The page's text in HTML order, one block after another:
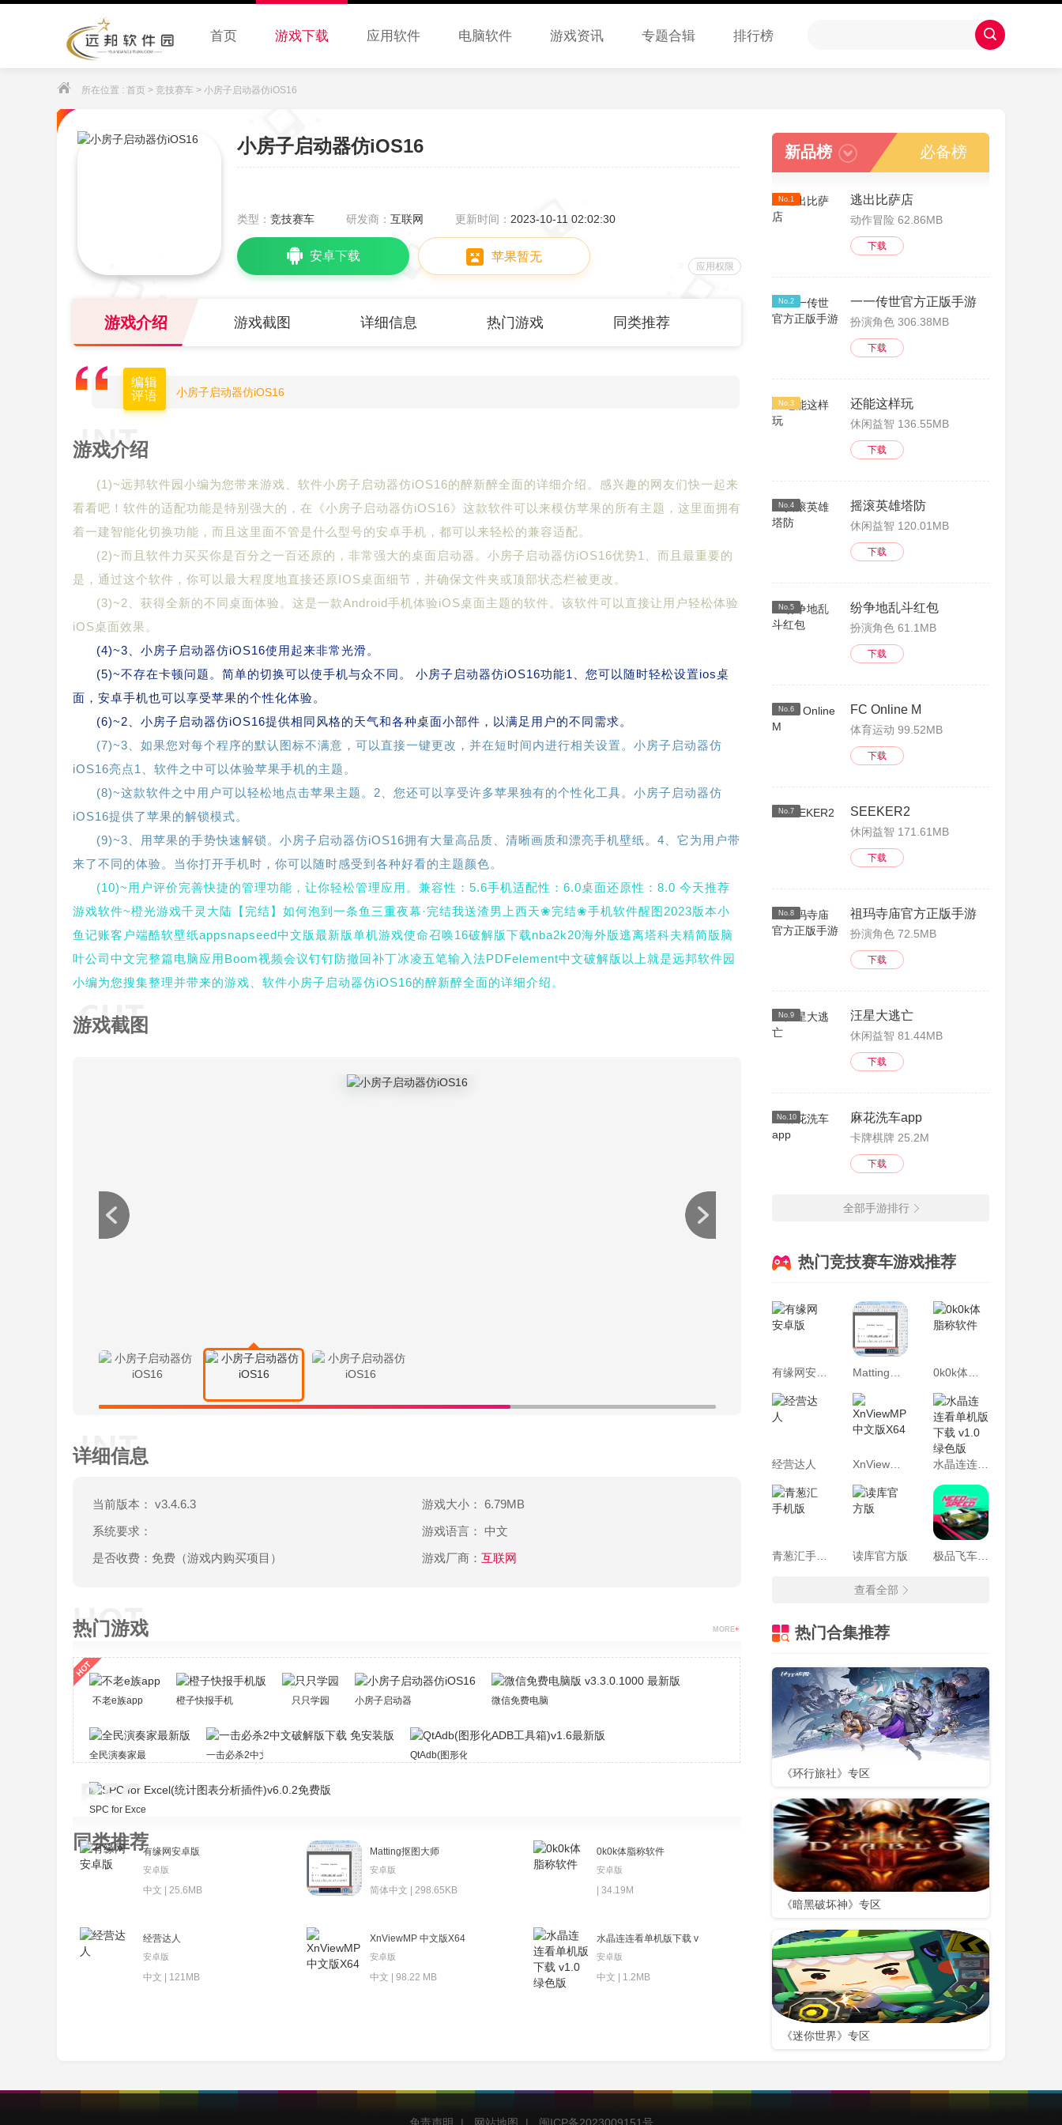
首页 游戏下载 应用软件 电脑软件 游戏资讯 专题合辑 排行榜
所在位置 : 首页 > 竞技赛车 > 小房子启动器仿iOS16
小房子启动器仿iOS16
类型： 竞技赛车 研发商： 互联网 更新时间： 2023-10-11 02:02:30
安卓下载 苹果暂无
应用权限
游戏介绍 游戏截图 详细信息 热门游戏 同类推荐
编辑
评语
小房子启动器仿iOS16
游戏介绍
(1)~远邦软件园小编为您带来游戏、软件小房子启动器仿iOS16的醉新醉全面的详细介绍。感兴趣的网友们快一起来
看看吧！软件的适配功能是特别强大的，在《小房子启动器仿iOS16》这款软件可以来模仿苹果的所有主题，这里面拥有
着一建智能化切换功能，而且这里面不管是什么型号的安卓手机，都可以来轻松的兼容适配。
(2)~而且软件力买买你是百分之一百还原的，非常强大的桌面启动器。小房子启动器仿iOS16优势1、而且最重要的
是，通过这个软件，你可以最大程度地直接还原IOS桌面细节，并确保文件夹或顶部状态栏被更改。
(3)~2、获得全新的不同桌面体验。这是一款Android手机体验iOS桌面主题的软件。该软件可以直接让用户轻松体验
iOS桌面效果。
(4)~3、小房子启动器仿iOS16使用起来非常光滑。
(5)~不存在卡顿问题。简单的切换可以使手机与众不同。 小房子启动器仿iOS16功能1、您可以随时轻松设置ios桌
面，安卓手机也可以享受苹果的个性化体验。
(6)~2、小房子启动器仿iOS16提供相同风格的天气和各种桌面小部件，以满足用户的不同需求。
(7)~3、如果您对每个程序的默认图标不满意，可以直接一键更改，并在短时间内进行相关设置。小房子启动器仿
iOS16亮点1、软件之中可以体验苹果手机的主题。
(8)~这款软件之中用户可以轻松地点击苹果主题。2、您还可以享受许多苹果独有的个性化工具。小房子启动器仿
iOS16提供了苹果的解锁模式。
(9)~3、用苹果的手势快速解锁。小房子启动器仿iOS16拥有大量高品质、清晰画质和漂亮手机壁纸。4、它为用户带
来了不同的体验。当你打开手机时，你可以随时感受到各种好看的主题颜色。
(10)~用户评价完善快捷的管理功能，让你轻松管理应用。兼容性：5.6手机适配性：6.0桌面还原性：8.0 今天推荐
游戏软件~橙光游戏千灵大陆【完结】如何泡到一条鱼三重夜幕·完结我送渣男上西天❀完结❀手机软件醒图2023版本小
鱼记账客户端酷软壁纸appsnapseed中文版最新版单机游戏使命召唤16破解版下载nba2k20海外版逃离塔科夫精简版脑
叶公司中文完整篇电脑应用Boom视频会议钉钉防撤回补丁冰凌五笔输入法PDFelement中文破解版以上就是远邦软件园
小编为您搜集整理并带来的游戏、软件小房子启动器仿iOS16的醉新醉全面的详细介绍。
游戏截图
详细信息
当前版本： v3.4.6.3
游戏大小： 6.79MB
系统要求：
游戏语言： 中文
是否收费：免费（游戏内购买项目）
游戏厂商： 互联网
热门游戏 MORE+
不老e族app 橙子快报手机版 只只学园 小房子启动器仿iOS16 微信免费电脑版 v3.3.0.1000 最新版
全民演奏家最新版 一击必杀2中文破解版下载 免安装版 QtAdb(图形化ADB工具箱)v1.6最新版
SPC for Excel(统计图表分析插件)v6.0.2免费版
同类推荐有缘网安卓版
安卓版
中文 | 25.6MB
Matting抠图大师
安卓版
简体中文 | 298.65KB
0k0k体脂称软件
安卓版
| 34.19M
经营达人
安卓版
中文 | 121MB
XnViewMP 中文版X64
安卓版
中文 | 98.22 MB
水晶连连看单机版下载 v1.0绿色版
安卓版
中文 | 1.2MB
新品榜 必备榜
No.1 逃出比萨店
动作冒险 62.86MB
下载
No.2 一一传世官方正版手游
扮演角色 306.38MB
下载
No.3 还能这样玩
休闲益智 136.55MB
下载
No.4 摇滚英雄塔防
休闲益智 120.01MB
下载
No.5 纷争地乱斗红包
扮演角色 61.1MB
下载
No.6 FC Online M
体育运动 99.52MB
下载
No.7 SEEKER2
休闲益智 171.61MB
下载
No.8 祖玛寺庙官方正版手游
扮演角色 72.5MB
下载
No.9 汪星大逃亡
休闲益智 81.44MB
下载
No.10 麻花洗车app
卡牌棋牌 25.2M
下载
全部手游排行
热门竞技赛车游戏推荐
经营达人
读库官方版
查看全部
热门合集推荐
《环行旅社》专区
《暗黑破坏神》专区
《迷你世界》专区